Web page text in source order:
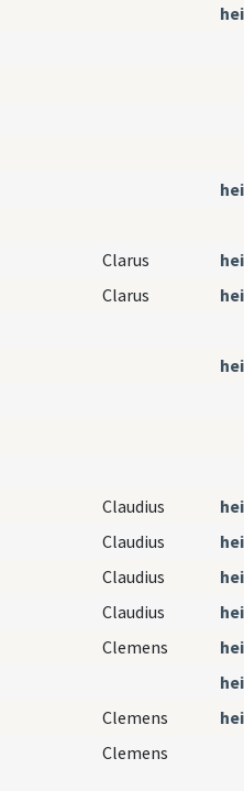
Clarus
Clarus
Claudius
Claudius
Claudius
Claudius
Clemens
Clemens
Clemens